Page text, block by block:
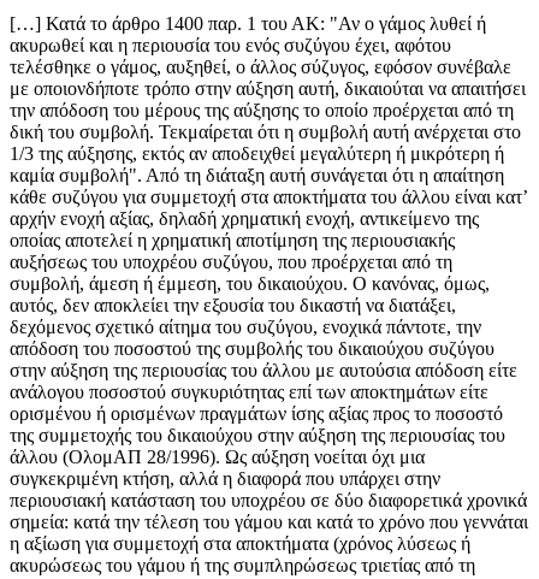
[…] Κατά το άρθρο 1400 παρ. 1 του ΑΚ: "Αν ο γάμος λυθεί ή
ακυρωθεί και η περιουσία του ενός συζύγου έχει, αφότου
τελέσθηκε ο γάμος, αυξηθεί, ο άλλος σύζυγος, εφόσον συνέβαλε
με οποιονδήποτε τρόπο στην αύξηση αυτή, δικαιούται να απαιτήσει
την απόδοση του μέρους της αύξησης το οποίο προέρχεται από τη
δική του συμβολή. Τεκμαίρεται ότι η συμβολή αυτή ανέρχεται στο
1/3 της αύξησης, εκτός αν αποδειχθεί μεγαλύτερη ή μικρότερη ή
καμία συμβολή". Από τη διάταξη αυτή συνάγεται ότι η απαίτηση
κάθε συζύγου για συμμετοχή στα αποκτήματα του άλλου είναι κατ’
αρχήν ενοχή αξίας, δηλαδή χρηματική ενοχή, αντικείμενο της
οποίας αποτελεί η χρηματική αποτίμηση της περιουσιακής
αυξήσεως του υποχρέου συζύγου, που προέρχεται από τη
συμβολή, άμεση ή έμμεση, του δικαιούχου. Ο κανόνας, όμως,
αυτός, δεν αποκλείει την εξουσία του δικαστή να διατάξει,
δεχόμενος σχετικό αίτημα του συζύγου, ενοχικά πάντοτε, την
απόδοση του ποσοστού της συμβολής του δικαιούχου συζύγου
στην αύξηση της περιουσίας του άλλου με αυτούσια απόδοση είτε
ανάλογου ποσοστού συγκυριότητας επί των αποκτημάτων είτε
ορισμένου ή ορισμένων πραγμάτων ίσης αξίας προς το ποσοστό
της συμμετοχής του δικαιούχου στην αύξηση της περιουσίας του
άλλου (ΟλομΑΠ 28/1996). Ως αύξηση νοείται όχι μια
συγκεκριμένη κτήση, αλλά η διαφορά που υπάρχει στην
περιουσιακή κατάσταση του υποχρέου σε δύο διαφορετικά χρονικά
σημεία: κατά την τέλεση του γάμου και κατά το χρόνο που γεννάται
η αξίωση για συμμετοχή στα αποκτήματα (χρόνος λύσεως ή
ακυρώσεως του γάμου ή της συμπληρώσεως τριετίας από τη